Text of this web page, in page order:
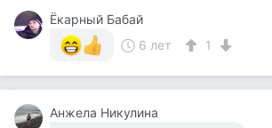
Ёкарный Бабай
6 лет
1
Анжела Никулина